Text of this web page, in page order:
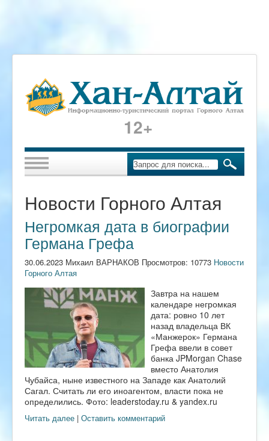
12+
Новости Горного Алтая
Негромкая дата в биографии
Германа Грефа
30.06.2023 Михаил ВАРНАКОВ Просмотров: 10773 Новости
Горного Алтая
Завтра на нашем
календаре негромкая
дата: ровно 10 лет
назад владельца ВК
«Манжерок» Германа
Грефа ввели в совет
банка JPMorgan Chase
вместо Анатолия
Чубайса, ныне известного на Западе как Анатолий
Сагал. Считать ли его иноагентом, власти пока не
определились. Фото: leaderstoday.ru & yandex.ru
Читать далее | Оставить комментарий